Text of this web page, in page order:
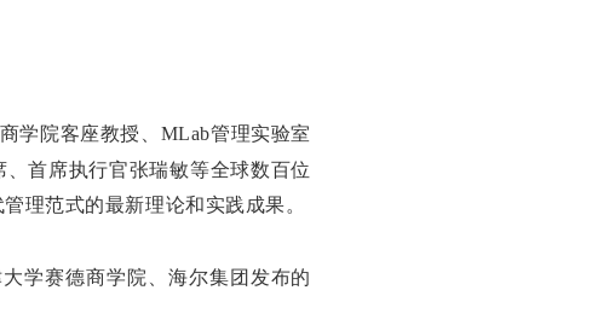
学院客座教授、MLab管理实验室
首席执行官张瑞敏等全球数百位
理范式的最新理论和实践成果。
学赛德商学院、海尔集团发布的